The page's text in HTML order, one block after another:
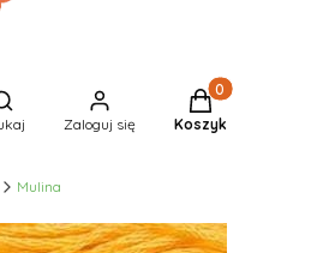
Otwórz wyszukiwarkę
Zaloguj się
Produkty w
Koszyk
Mulina